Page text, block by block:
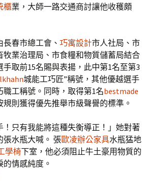
櫃業，大師一路交通商討讓他收穫頗
春市總工會、 巧寓設計市人社局、市
牧業治理局、市食糧和物質儲蓄局結合
取前15名賜與表揚，此中第1名至第3
城能工巧匠”稱號，其他優越選手
職工稱號。同時，取得第1名bestmade
規則獲得優先推舉市級聲譽的標準。
！只有我能將這種失衡導正！」她對著
張水瓶大喊。 張歐凌辦公家具水瓶猛地
學椅下室，他必須阻止牛土豪用物質的
情感純度。